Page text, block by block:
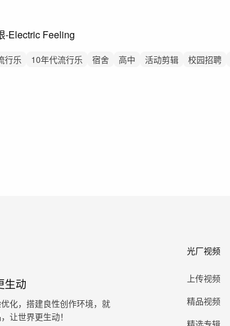
-Electric Feeling
行乐 10年代流行乐 宿舍 高中 活动剪辑 校园招聘
生动
化，搭建良性创作环境，就
让世界更生动！
光厂视频
上传视频
精品视频
精选专辑